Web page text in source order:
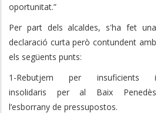
oportunitat.”
Per part dels alcaldes, s'ha fet una
declaració curta però contundent amb
els següents punts:
1-Rebutjem per insuficients i
insolidaris per al Baix Penedès
l’esborrany de pressupostos.